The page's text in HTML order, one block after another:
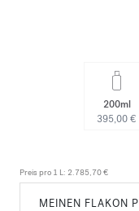
200ml
395,00 €
Preis pro 1 L: 2.785,70 €
MEINEN FLAKON